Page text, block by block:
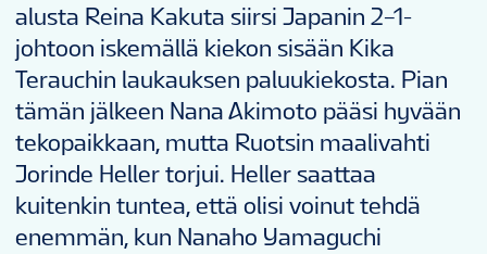
alusta Reina Kakuta siirsi Japanin 2–1-
johtoon iskemällä kiekon sisään Kika
Terauchin laukauksen paluukiekosta. Pian
tämän jälkeen Nana Akimoto pääsi hyvään
tekopaikkaan, mutta Ruotsin maalivahti
Jorinde Heller torjui. Heller saattaa
kuitenkin tuntea, että olisi voinut tehdä
enemmän, kun Nanaho Yamaguchi